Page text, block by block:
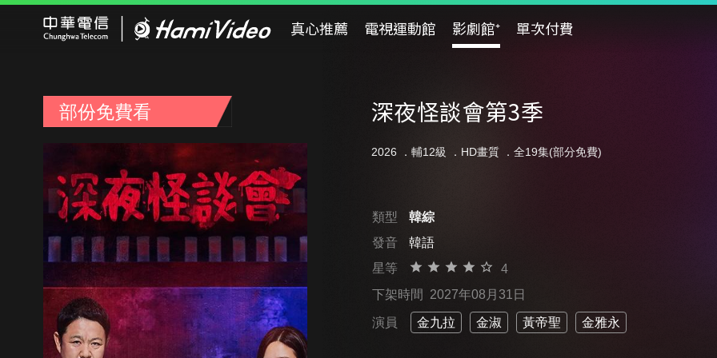
真心推薦 電視運動館 影劇館⁺ 單次付費
部份免費看 深夜怪談會第3季
2026 ． 輔12級 ．HD畫質 ．全19集(部分免費)
類型
韓綜
發音
韓語
星等
4
下架時間 2027年08月31日
演員 金九拉 金淑 黃帝聖 金雅永